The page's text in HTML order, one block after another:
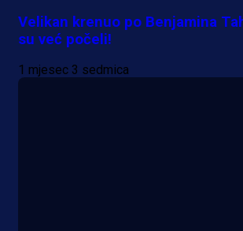
Da li je selektor
je Barbarez rekao o
Alajbegovića u
Velikan krenuo po Benjamina
su već počeli!
1 mjesec 3 sedmica